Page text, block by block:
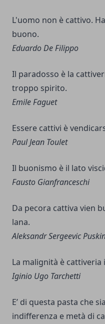
L'uomo non è cattivo.
buono.
Eduardo De Filippo
Il paradosso è la
troppo spirito.
Emile Faguet
Essere cattivi è
Paul Jean Toulet
Il buonismo è il lato
Fausto Gianfranceschi
Da pecora cattiva vien
lana.
Aleksandr Sergeevic
La malignità è cattiveria
Iginio Ugo Tarchetti
E’ di questa pasta che
indifferenza e metà di